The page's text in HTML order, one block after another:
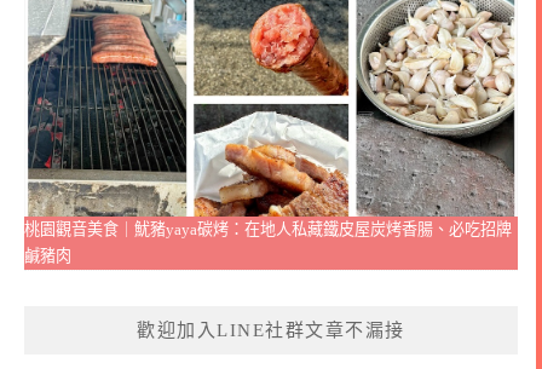
桃園觀音美食｜魷豬yaya碳烤：在地人私藏鐵皮屋炭烤香腸、必吃招牌
鹹豬肉
歡迎加入LINE社群文章不漏接